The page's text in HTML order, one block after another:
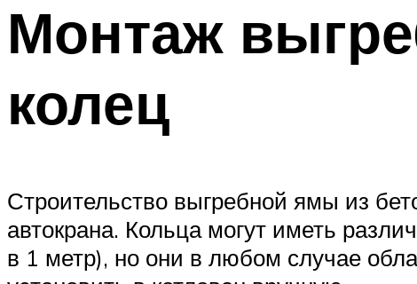
Монтаж
колец
Строительство выгребной ямы из
автокрана. Кольца могут иметь
в 1 метр), но они в любом случае